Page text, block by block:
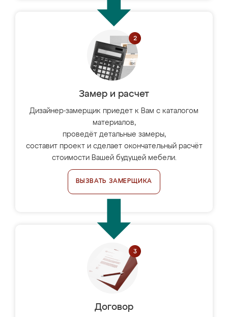
Замер и расчет
Дизайнер-замерщик приедет к Вам с каталогом
материалов,
проведёт детальные замеры,
составит проект и сделает окончательный расчёт
стоимости Вашей будущей мебели.
ВЫЗВАТЬ ЗАМЕРЩИКА
Договор